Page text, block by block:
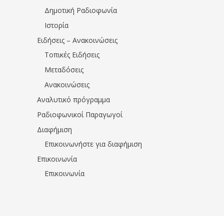
Δημοτική Ραδιοφωνία
Ιστορία
Ειδήσεις – Ανακοινώσεις
Τοπικές Ειδήσεις
Μεταδόσεις
Ανακοινώσεις
Αναλυτικό πρόγραμμα
Ραδιοφωνικοί Παραγωγοί
Διαφήμιση
Επικοινωνήστε για διαφήμιση
Επικοινωνία
Επικοινωνία